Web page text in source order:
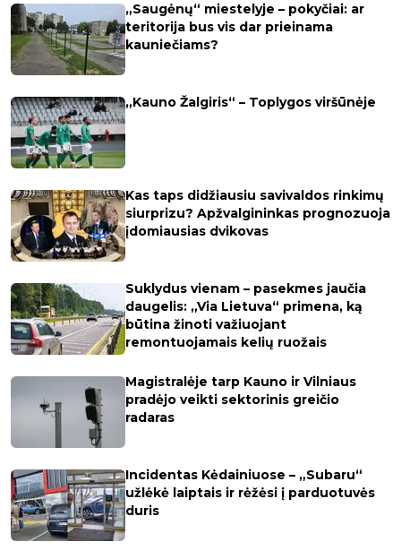
„Saugėnų“ miestelyje – pokyčiai: ar
teritorija bus vis dar prieinama
kauniečiams?
„Kauno Žalgiris“ – Toplygos viršūnėje
Kas taps didžiausiu savivaldos rinkimų
siurprizu? Apžvalgininkas prognozuoja
įdomiausias dvikovas
Suklydus vienam – pasekmes jaučia
daugelis: „Via Lietuva“ primena, ką
būtina žinoti važiuojant
remontuojamais kelių ruožais
Magistralėje tarp Kauno ir Vilniaus
pradėjo veikti sektorinis greičio
radaras
Incidentas Kėdainiuose – „Subaru“
užlėkė laiptais ir rėžėsi į parduotuvės
duris